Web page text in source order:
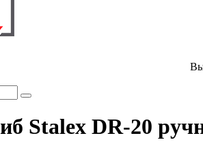
Вы
Stalex DR-20